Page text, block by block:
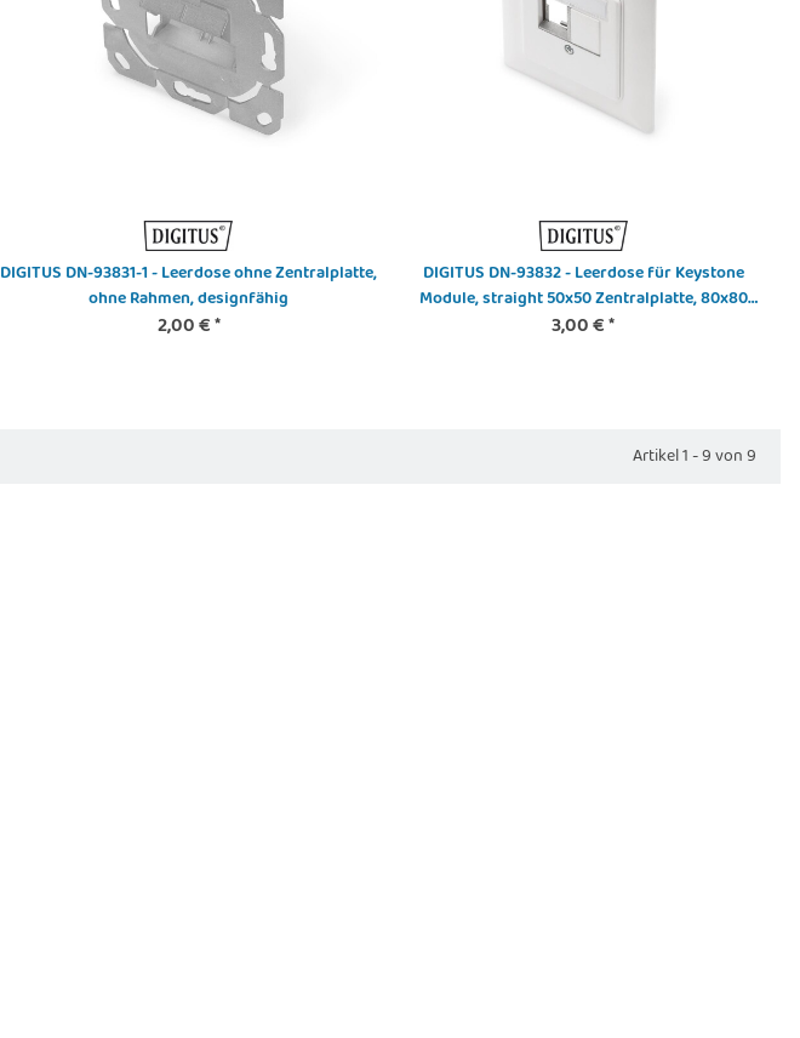
DIGITUS DN-93831-1 - Leerdose ohne Zentralplatte,
ohne Rahmen, designfähig
2,00 €*
DIGITUS DN-93832 - Leerdose für Keystone
Module, straight 50x50 Zentralplatte, 80x80
Rahmen, 2x keystone
3,00 €*
Artikel 1 - 9 von 9